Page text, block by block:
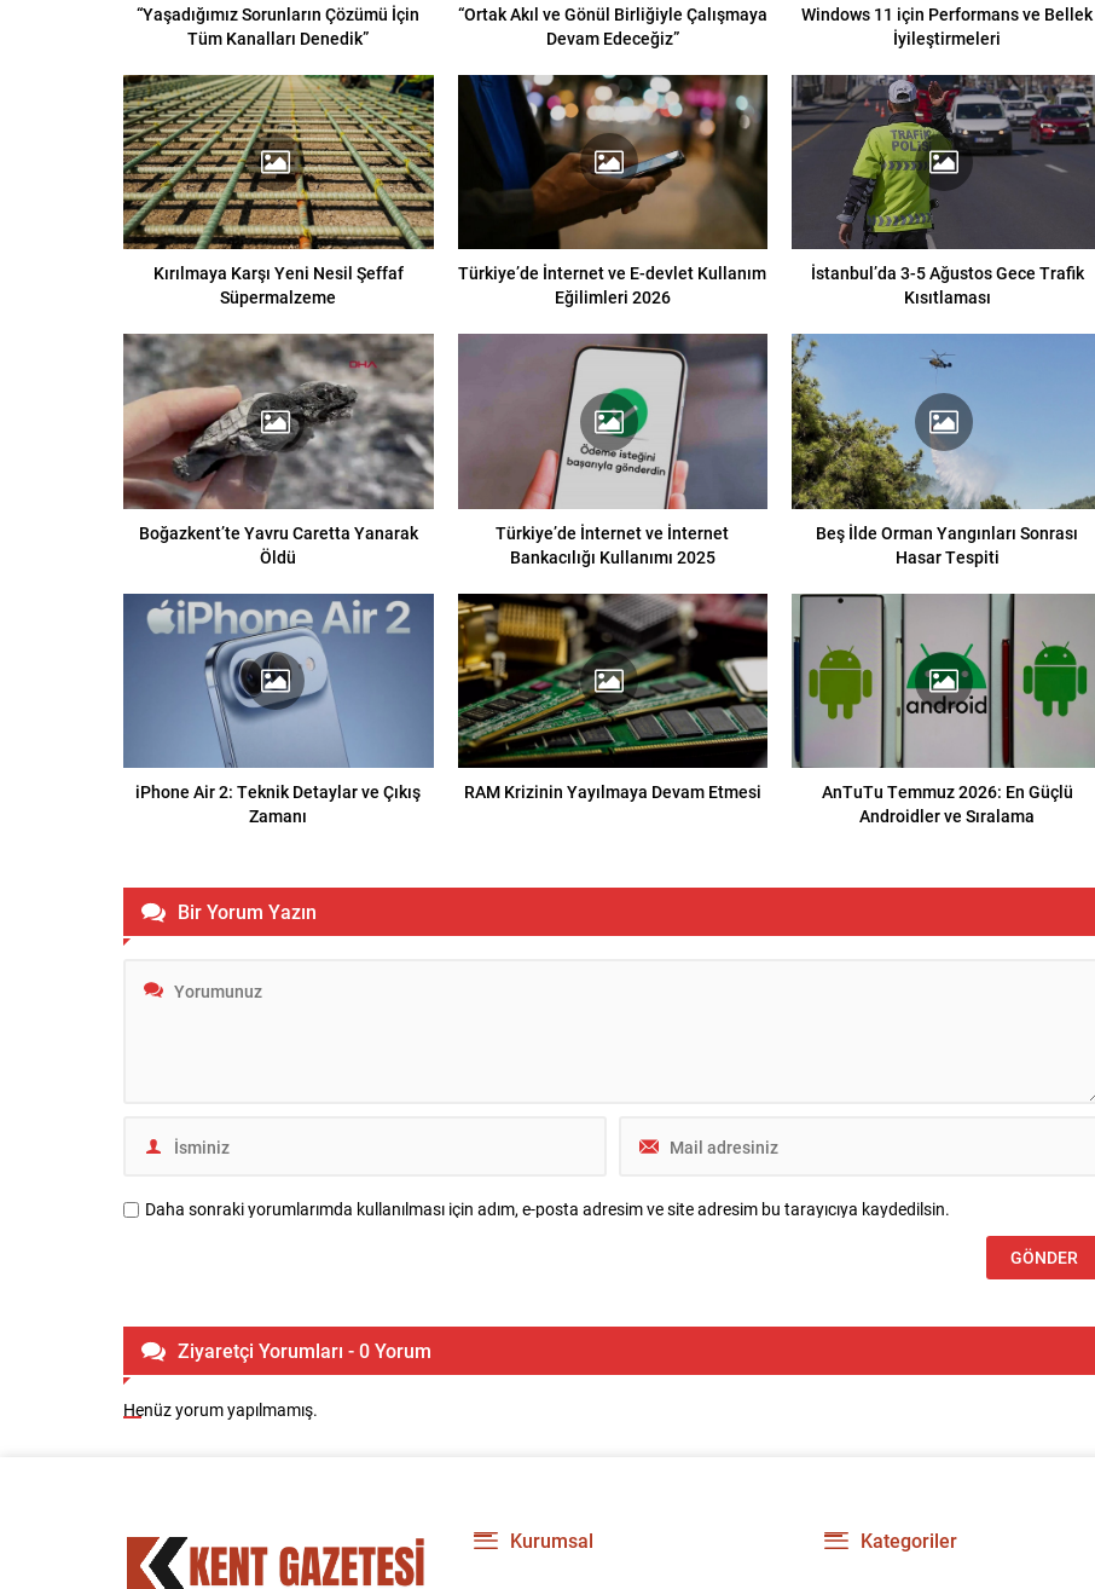
“Yaşadığımız Sorunların Çözümü İçin
Tüm Kanalları Denedik”
“Ortak Akıl ve Gönül Birliğiyle Çalışmaya
Devam Edeceğiz”
Windows 11 için Performans ve Bellek
İyileştirmeleri
Kırılmaya Karşı Yeni Nesil Şeffaf
Süpermalzeme
Türkiye’de İnternet ve E-devlet Kullanım
Eğilimleri 2026
İstanbul’da 3-5 Ağustos Gece Trafik
Kısıtlaması
Boğazkent’te Yavru Caretta Yanarak
Öldü
Türkiye’de İnternet ve İnternet
Bankacılığı Kullanımı 2025
Beş İlde Orman Yangınları Sonrası
Hasar Tespiti
iPhone Air 2: Teknik Detaylar ve Çıkış
Zamanı
RAM Krizinin Yayılmaya Devam Etmesi
AnTuTu Temmuz 2026: En Güçlü
Androidler ve Sıralama
Bir Yorum Yazın
Daha sonraki yorumlarımda kullanılması için adım, e-posta adresim ve site adresim bu tarayıcıya kaydedilsin.
Ziyaretçi Yorumları - 0 Yorum
Henüz yorum yapılmamış.
Kurumsal Kategoriler